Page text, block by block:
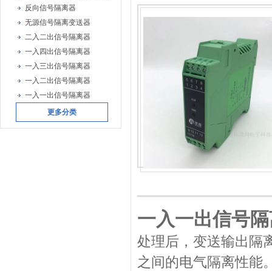
反向信号隔离器
无源信号隔离变送器
二入二出信号隔离器
一入四出信号隔离器
一入三出信号隔离器
一入二出信号隔离器
一入一出信号隔离器
更多分类
一入一出信号
处理后，变送输出隔
之间的电气隔离性能